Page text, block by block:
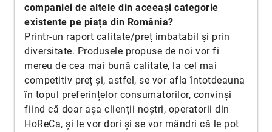
companiei de altele din aceeași categorie
existente pe piața din România?
Printr-un raport calitate/preț imbatabil și prin
diversitate. Produsele propuse de noi vor fi
mereu de cea mai bună calitate, la cel mai
competitiv preț și, astfel, se vor afla întotdeauna
în topul preferințelor consumatorilor, convinși
fiind că doar așa clienții noștri, operatorii din
HoReCa, și le vor dori și se vor mândri că le pot